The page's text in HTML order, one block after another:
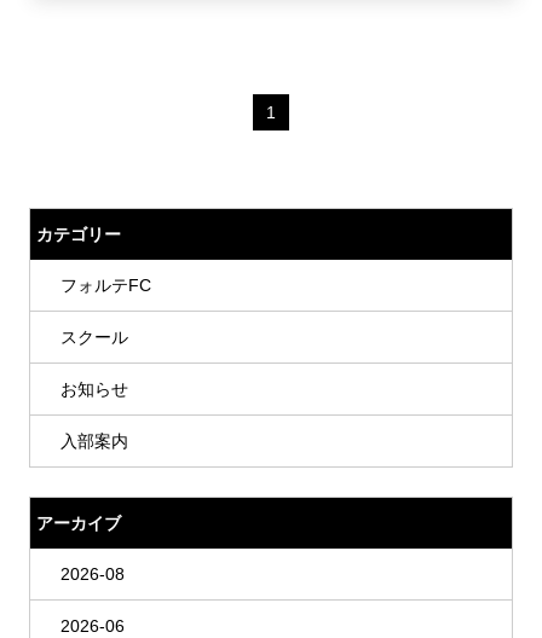
1
カテゴリー
フォルテFC
スクール
お知らせ
入部案内
アーカイブ
2026-08
2026-06